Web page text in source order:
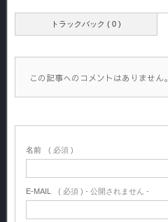
トラックバック ( 0 )
この記事へのコメントはありません。
名前 ( 必須 )
E-MAIL ( 必須 ) - 公開されません -